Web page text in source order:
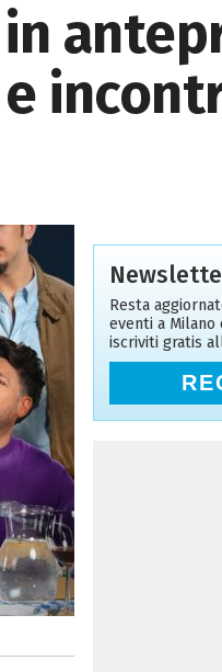
Resta
eventi a Milano
iscriviti gratis